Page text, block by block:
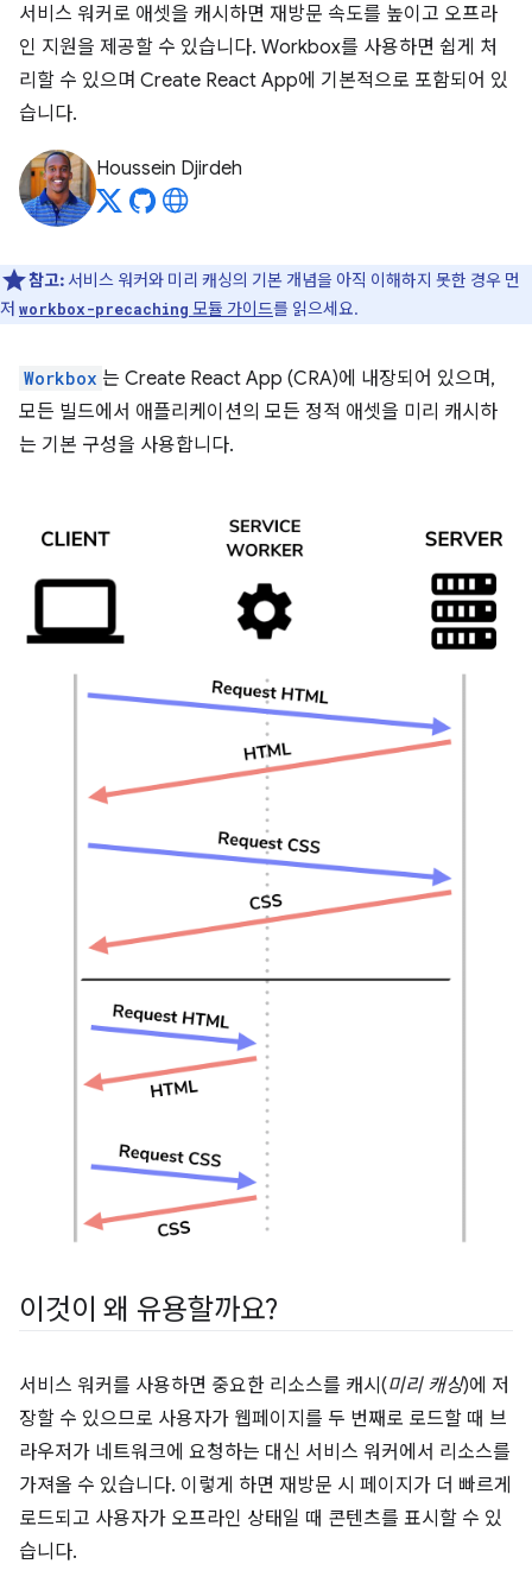
서비스 워커로 애셋을 캐시하면 재방문 속도를 높이고 오프라
인 지원을 제공할 수 있습니다. Workbox를 사용하면 쉽게 처
리할 수 있으며 Create React App에 기본적으로 포함되어 있
습니다.
Houssein Djirdeh
참고: 서비스 워커와 미리 캐싱의 기본 개념을 아직 이해하지 못한 경우 먼
저 workbox-precaching 모듈 가이드를 읽으세요.
Workbox 는 Create React App (CRA)에 내장되어 있으며,
모든 빌드에서 애플리케이션의 모든 정적 애셋을 미리 캐시하
는 기본 구성을 사용합니다.
이것이 왜 유용할까요?
서비스 워커를 사용하면 중요한 리소스를 캐시(미리 캐싱)에 저
장할 수 있으므로 사용자가 웹페이지를 두 번째로 로드할 때 브
라우저가 네트워크에 요청하는 대신 서비스 워커에서 리소스를
가져올 수 있습니다. 이렇게 하면 재방문 시 페이지가 더 빠르게
로드되고 사용자가 오프라인 상태일 때 콘텐츠를 표시할 수 있
습니다.